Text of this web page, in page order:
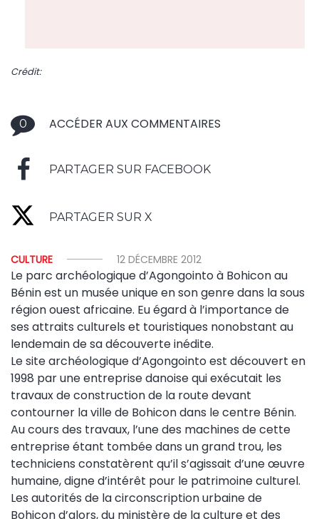
Crédit:
0 ACCÉDER AUX COMMENTAIRES
PARTAGER SUR FACEBOOK
PARTAGER SUR X
CULTURE 12 DÉCEMBRE 2012
Le parc archéologique d’Agongointo à Bohicon au
Bénin est un musée unique en son genre dans la sous
région ouest africaine. Eu égard à l’importance de
ses attraits culturels et touristiques nonobstant au
lendemain de sa découverte inédite.
Le site archéologique d’Agongointo est découvert en
1998 par une entreprise danoise qui exécutait les
travaux de construction de la route devant
contourner la ville de Bohicon dans le centre Bénin.
Au cours des travaux, l’une des machines de cette
entreprise étant tombée dans un grand trou, les
techniciens constatèrent qu’il s’agissait d’une œuvre
humaine, digne d’intérêt pour le patrimoine culturel.
Les autorités de la circonscription urbaine de
Bohicon d’alors, du ministère de la culture et des